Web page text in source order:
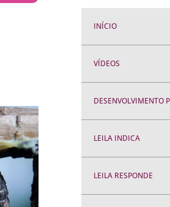
INÍCIO
VÍDEOS
DESENVOLVIMENTO
LEILA INDICA
LEILA RESPONDE